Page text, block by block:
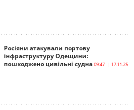
Росіяни атакували портову
інфраструктуру Одещини:
пошкоджено цивільні судна 09:47 | 17.11.25